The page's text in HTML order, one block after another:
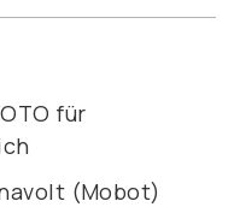
für
(Mobot)